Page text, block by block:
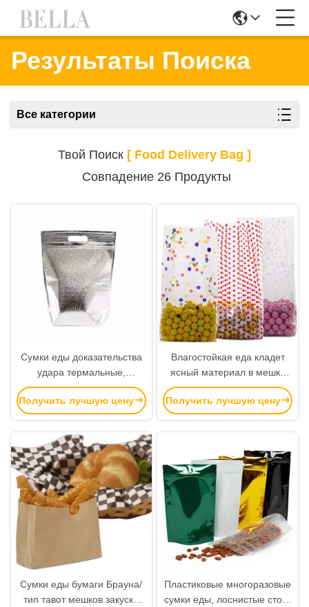
Результаты Поиска
Все категории
Твой Поиск [ Food Delivery Bag ]
Совпадение 26 Продукты
Сумки еды доказательства
удара термальные,
изолированная доставка
еды кладут алюминиевый
материал в мешки фильма
Получить лучшую цену
Влагостойкая еда кладет
ясный материал в мешки
полипропилена виолончели
для трудной конфеты
Получить лучшую цену
Сумки еды бумаги Брауна/
тип тавот мешков закуски
Пластиковые многоразовые
сумки еды, лоснистые стоят